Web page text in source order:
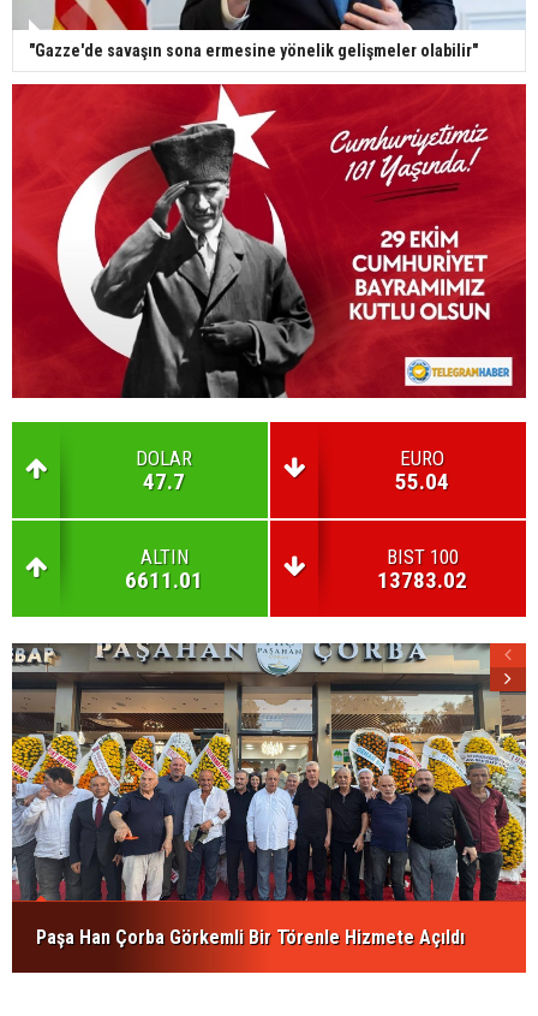
"Gazze'de savaşın sona ermesine yönelik gelişmeler olabilir"
DOLAR
47.7
EURO
55.04
ALTIN
6611.01
BIST 100
13783.02
Paşa Han Çorba Görkemli Bir Törenle Hizmete Açıldı